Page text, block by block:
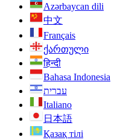
Azərbaycan dili
中文
Français
ქართული
हिन्दी
Bahasa Indonesia
עברית
Italiano
日本語
Қазақ тілі